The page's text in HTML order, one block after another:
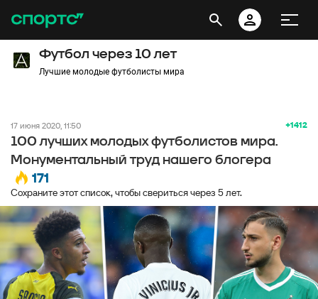
Футбол через 10 лет
Лучшие молодые футболисты мира
+1412
17 июня 2020, 11:50
100 лучших молодых футболистов мира.
Монументальный труд нашего блогера
171
Сохраните этот список, чтобы свериться через 5 лет.